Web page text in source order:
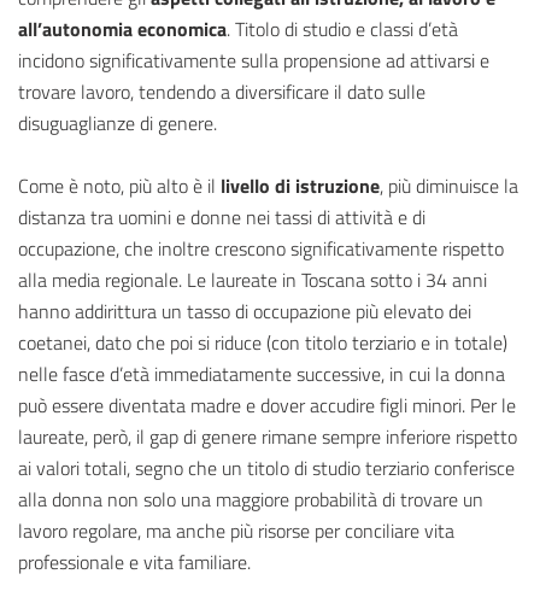
all’autonomia economica. Titolo di studio e classi d’età
incidono significativamente sulla propensione ad attivarsi e
trovare lavoro, tendendo a diversificare il dato sulle
disuguaglianze di genere.
Come è noto, più alto è il livello di istruzione, più diminuisce la
distanza tra uomini e donne nei tassi di attività e di
occupazione, che inoltre crescono significativamente rispetto
alla media regionale. Le laureate in Toscana sotto i 34 anni
hanno addirittura un tasso di occupazione più elevato dei
coetanei, dato che poi si riduce (con titolo terziario e in totale)
nelle fasce d’età immediatamente successive, in cui la donna
può essere diventata madre e dover accudire figli minori. Per le
laureate, però, il gap di genere rimane sempre inferiore rispetto
ai valori totali, segno che un titolo di studio terziario conferisce
alla donna non solo una maggiore probabilità di trovare un
lavoro regolare, ma anche più risorse per conciliare vita
professionale e vita familiare.